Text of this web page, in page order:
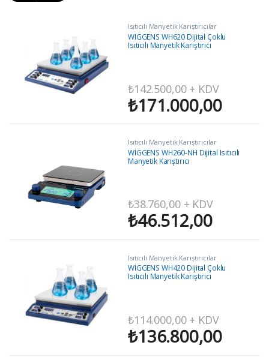
Isıtıcılı Manyetik Karıştırıcılar
WIGGENS WH620 Dijital Çoklu
Isıtıcılı Manyetik Karıştırıcı
₺142.500,00+ KDV
₺171.000,00
Isıtıcılı Manyetik Karıştırıcılar
WIGGENS WH260-NH Dijital Isıtıcılı
Manyetik Karıştırıcı
₺38.760,00+ KDV
₺46.512,00
Isıtıcılı Manyetik Karıştırıcılar
WIGGENS WH420 Dijital Çoklu
Isıtıcılı Manyetik Karıştırıcı
₺114.000,00+ KDV
₺136.800,00